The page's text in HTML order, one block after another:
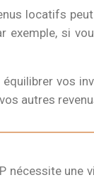
locatifs
exemple, si
vos
autres
nécessite une